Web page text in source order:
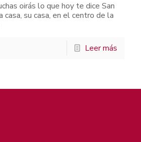
oirás lo que hoy te dice San
su casa, en el centro de la
Leer más